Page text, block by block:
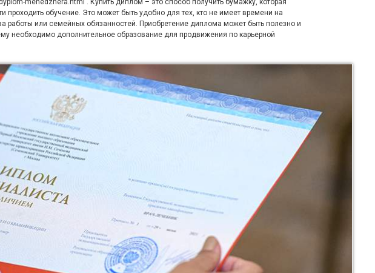
menedzhera.html . Купить диплом – это способ получить бумажку, которая
обучение. Это может быть удобно для тех, кто не имеет времени на
работы или семейных обязанностей. Приобретение диплома может быть полезно и
необходимо дополнительное образование для продвижения по карьерной